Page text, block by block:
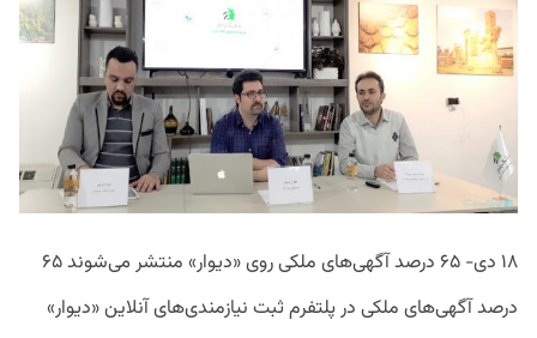
۱۸ دی- ۶۵ درصد آگهی‌های ملکی روی «دیوار» منتشر می‌شوند ۶۵
درصد آگهی‌های ملکی در پلتفرم ثبت نیازمندی‌های آنلاین «دیوار»